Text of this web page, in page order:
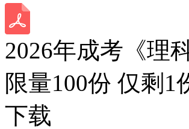
2026年成考《理
限量100份 仅剩 1
下载